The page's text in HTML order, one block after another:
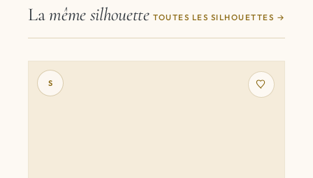
Lamême silhouette TOUTES LES SILHOUETTES
S